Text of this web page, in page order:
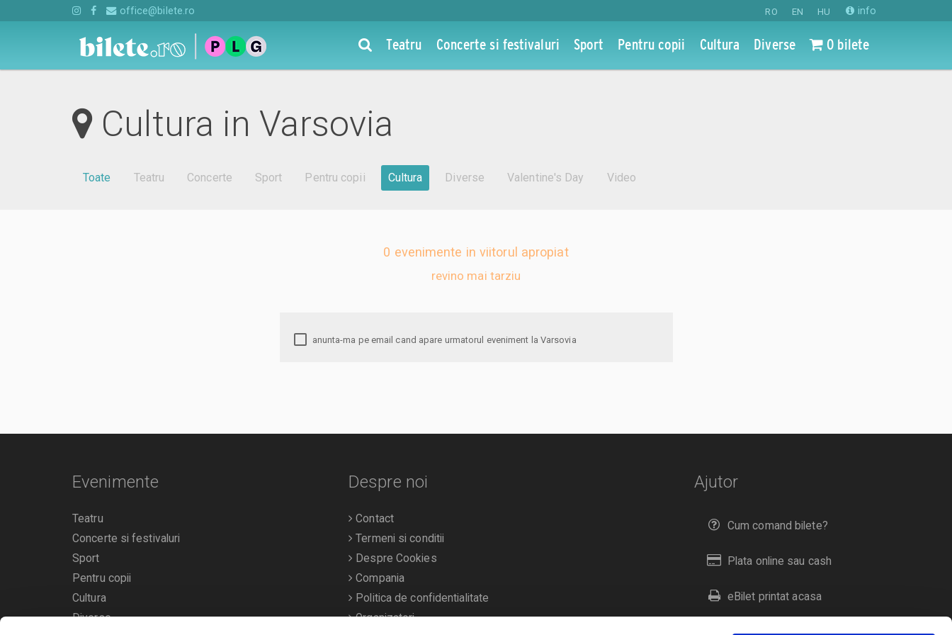
RO EN HU info
office@bilete.ro
Teatru Concerte si festivaluri Sport Pentru copii Cultura Diverse 0 bilete
Cultura in Varsovia
Toate Teatru Concerte Sport Pentru copii Cultura Diverse Valentine's Day Video
0 evenimente in viitorul apropiat
revino mai tarziu
anunta-ma pe email cand apare urmatorul eveniment la Varsovia
Ajutor
Cum comand bilete?
Plata online sau cash
eBilet printat acasa
Livrare prin curier
Evenimente
Teatru
Concerte si festivaluri
Sport
Pentru copii
Cultura
Diverse
Despre noi
Contact
Termeni si conditii
Despre Cookies
Compania
Politica de confidentialitate
Organizatori